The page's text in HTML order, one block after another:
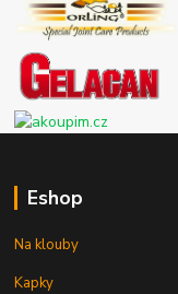
Eshop
Na klouby
Kapky